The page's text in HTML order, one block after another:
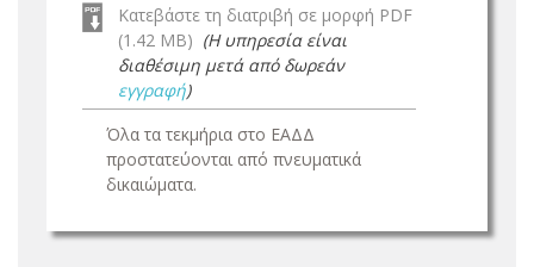
Κατεβάστε τη διατριβή σε μορφή PDF
(1.42 MB) (Η υπηρεσία είναι
διαθέσιμη μετά από δωρεάν
εγγραφή)
Όλα τα τεκμήρια στο ΕΑΔΔ
προστατεύονται από πνευματικά
δικαιώματα.